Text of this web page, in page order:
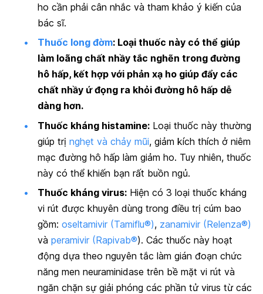
ho cần phải cân nhắc và tham khảo ý kiến của
bác sĩ.
Thuốc long đờm: Loại thuốc này có thể giúp
làm loãng chất nhầy tắc nghẽn trong đường
hô hấp, kết hợp với phản xạ ho giúp đẩy các
chất nhầy ứ đọng ra khỏi đường hô hấp dễ
dàng hơn.
Thuốc kháng histamine: Loại thuốc này thường
giúp trị nghẹt và chảy mũi, giảm kích thích ở niêm
mạc đường hô hấp làm giảm ho. Tuy nhiên, thuốc
này có thể khiến bạn rất buồn ngủ.
Thuốc kháng virus: Hiện có 3 loại thuốc kháng
vi rút được khuyên dùng trong điều trị cúm bao
gồm: oseltamivir (Tamiflu®), zanamivir (Relenza®)
và peramivir (Rapivab®). Các thuốc này hoạt
động dựa theo nguyên tắc làm gián đoạn chức
năng men neuraminidase trên bề mặt vi rút và
ngăn chặn sự giải phóng các phần tử virus từ các